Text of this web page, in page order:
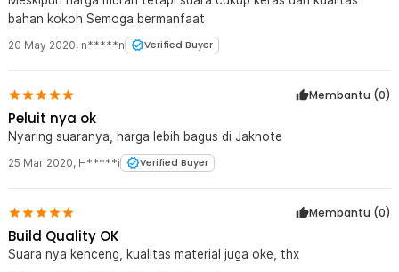
bahan kokoh Semoga bermanfaat
20 May 2020, n*****n Verified Buyer
Membantu (0)
Peluit nya ok
Nyaring suaranya, harga lebih bagus di Jaknote
25 Mar 2020, H*****i Verified Buyer
Membantu (0)
Build Quality OK
Suara nya kenceng, kualitas material juga oke, thx